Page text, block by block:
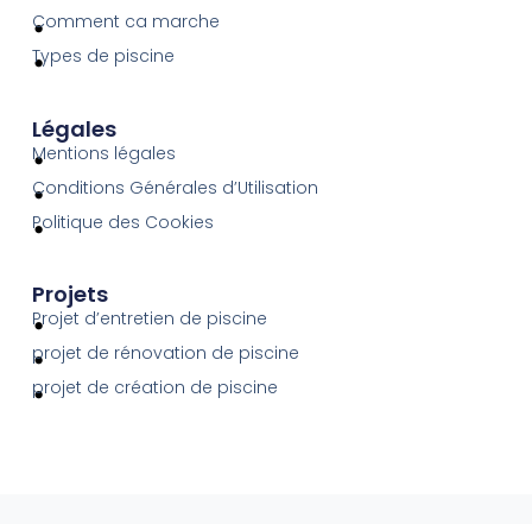
Projets
Projet d’entretien de piscine
projet de rénovation de piscine
projet de création de piscine
Légales
Mentions légales
Conditions Générales d’Utilisation
Politique des Cookies
Comment ca marche
Types de piscine